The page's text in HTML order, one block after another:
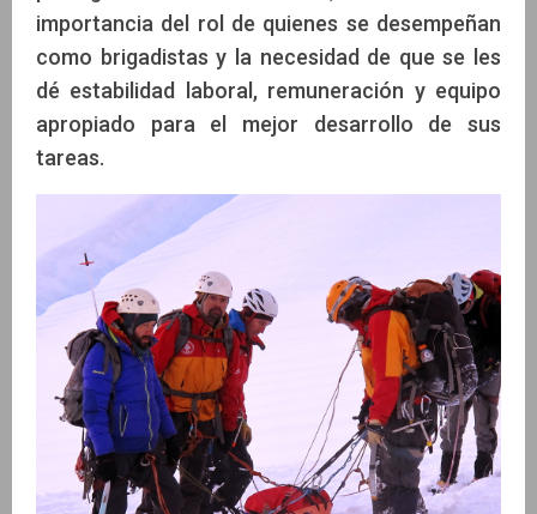
importancia del rol de quienes se desempeñan
como brigadistas y la necesidad de que se les
dé estabilidad laboral, remuneración y equipo
apropiado para el mejor desarrollo de sus
tareas.